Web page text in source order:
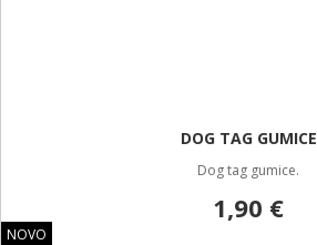
NOVO
DOG TAG GUMICE
Dog tag gumice.
1,90 €